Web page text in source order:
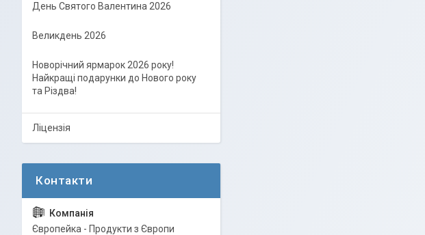
День Святого Валентина 2026
Великдень 2026
Новорічний ярмарок 2026 року!
Найкращі подарунки до Нового року
та Різдва!
Ліцензія
Європейка - Продукти з Європи